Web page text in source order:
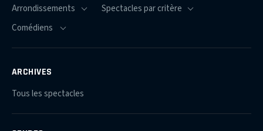
ARCHIVES
Tous les spectacles